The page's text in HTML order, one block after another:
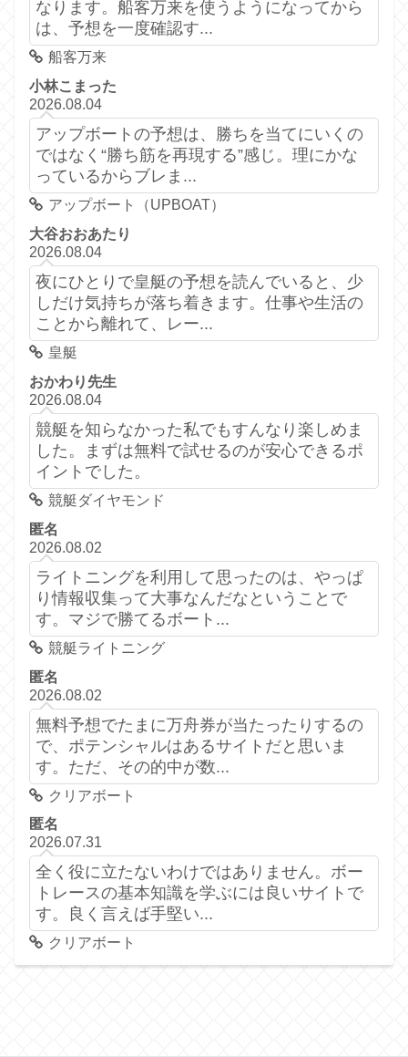
なります。船客万来を使うようになってから
は、予想を一度確認す...
船客万来
小林こまった
2026.08.04
アップボートの予想は、勝ちを当てにいくの
ではなく“勝ち筋を再現する”感じ。理にかな
っているからブレま...
アップボート（UPBOAT）
大谷おおあたり
2026.08.04
夜にひとりで皇艇の予想を読んでいると、少
しだけ気持ちが落ち着きます。仕事や生活の
ことから離れて、レー...
皇艇
おかわり先生
2026.08.04
競艇を知らなかった私でもすんなり楽しめま
した。まずは無料で試せるのが安心できるポ
イントでした。
競艇ダイヤモンド
匿名
2026.08.02
ライトニングを利用して思ったのは、やっぱ
り情報収集って大事なんだなということで
す。マジで勝てるボート...
競艇ライトニング
匿名
2026.08.02
無料予想でたまに万舟券が当たったりするの
で、ポテンシャルはあるサイトだと思いま
す。ただ、その的中が数...
クリアボート
匿名
2026.07.31
全く役に立たないわけではありません。ボー
トレースの基本知識を学ぶには良いサイトで
す。良く言えば手堅い...
クリアボート